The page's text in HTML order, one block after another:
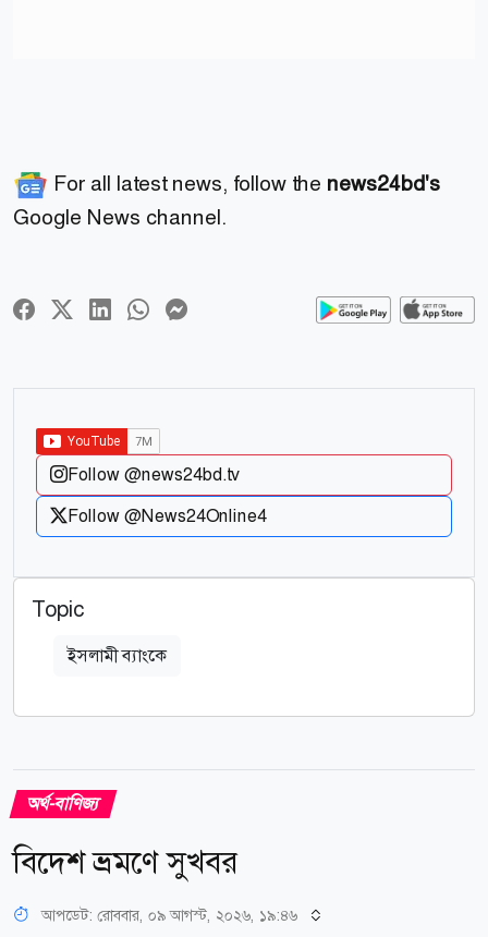
For all latest news, follow the news24bd's
Google News channel.
Follow @news24bd.tv
Follow @News24Online4
Topic
ইসলামী ব্যাংকে
অর্থ-বাণিজ্য
বিদেশ ভ্রমণে সুখবর
আপডেট: রোববার, ০৯ আগস্ট, ২০২৬, ১৯:৪৬